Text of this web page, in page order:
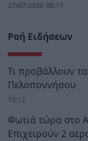
27/07/2026 08:17
Ροή Ειδήσεων
Τι προβάλλουν
Πελοποννήσου
15:12
Φωτιά τώρα στο
Επιχειρούν 2